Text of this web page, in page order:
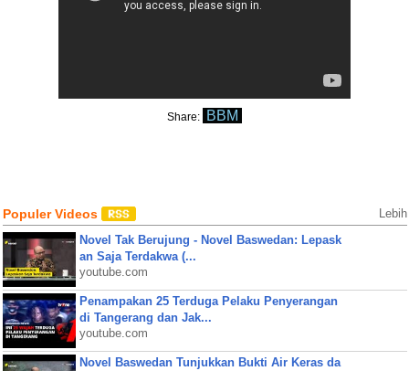
Share: BBM
Populer Videos Lebih
Novel Tak Berujung - Novel Baswedan: Lepask
an Saja Terdakwa (...
youtube.com
Penampakan 25 Terduga Pelaku Penyerangan
di Tangerang dan Jak...
youtube.com
Novel Baswedan Tunjukkan Bukti Air Keras da